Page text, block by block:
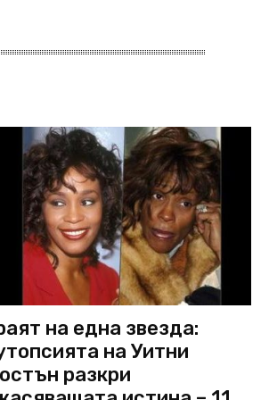
на една звезда:
на Уитни
разкри